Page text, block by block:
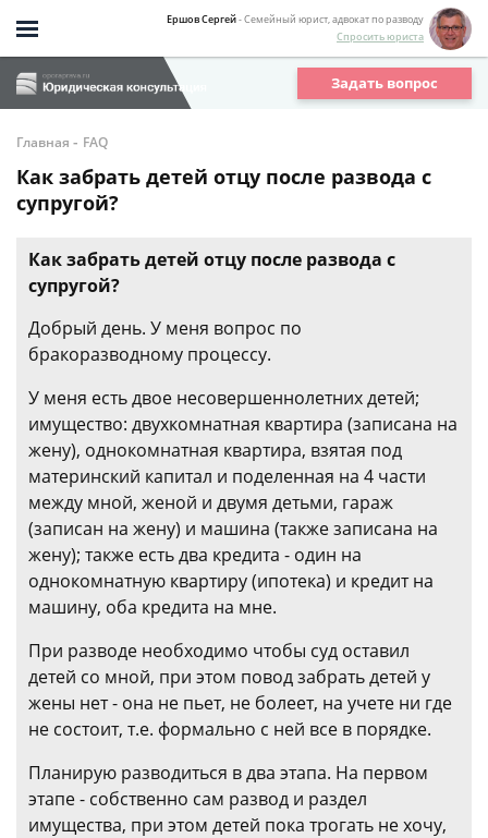
Ершов Сергей- Семейный юрист, адвокат по разводу
Спросить юриста
Задать вопрос
Главная - FAQ
Как забрать детей отцу после развода с
супругой?
Как забрать детей отцу после развода с
супругой?
Добрый день. У меня вопрос по
бракоразводному процессу.
У меня есть двое несовершеннолетних детей;
имущество: двухкомнатная квартира (записана на
жену), однокомнатная квартира, взятая под
материнский капитал и поделенная на 4 части
между мной, женой и двумя детьми, гараж
(записан на жену) и машина (также записана на
жену); также есть два кредита - один на
однокомнатную квартиру (ипотека) и кредит на
машину, оба кредита на мне.
При разводе необходимо чтобы суд оставил
детей со мной, при этом повод забрать детей у
жены нет - она не пьет, не болеет, на учете ни где
не состоит, т.е. формально с ней все в порядке.
Планирую разводиться в два этапа. На первом
этапе - собственно сам развод и раздел
имущества, при этом детей пока трогать не хочу,